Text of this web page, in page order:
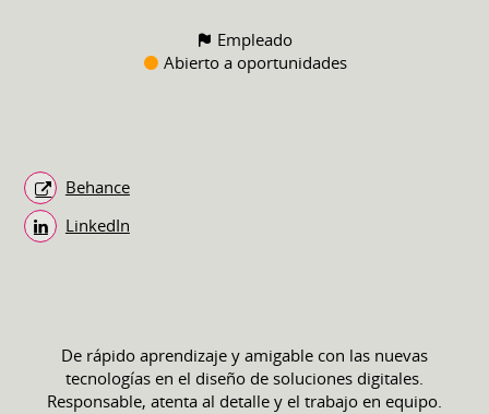
Empleado
Abierto a oportunidades
Behance
LinkedIn
De rápido aprendizaje y amigable con las nuevas
tecnologías en el diseño de soluciones digitales.
Responsable, atenta al detalle y el trabajo en equipo.